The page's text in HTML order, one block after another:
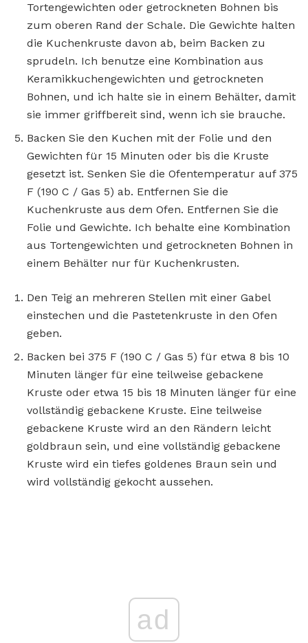
Tortengewichten oder getrockneten Bohnen bis
zum oberen Rand der Schale. Die Gewichte halten
die Kuchenkruste davon ab, beim Backen zu
sprudeln. Ich benutze eine Kombination aus
Keramikkuchengewichten und getrockneten
Bohnen, und ich halte sie in einem Behälter, damit
sie immer griffbereit sind, wenn ich sie brauche.
Backen Sie den Kuchen mit der Folie und den
Gewichten für 15 Minuten oder bis die Kruste
gesetzt ist. Senken Sie die Ofentemperatur auf 375
F (190 C / Gas 5) ab. Entfernen Sie die
Kuchenkruste aus dem Ofen. Entfernen Sie die
Folie und Gewichte. Ich behalte eine Kombination
aus Tortengewichten und getrockneten Bohnen in
einem Behälter nur für Kuchenkrusten.
Den Teig an mehreren Stellen mit einer Gabel
einstechen und die Pastetenkruste in den Ofen
geben.
Backen bei 375 F (190 C / Gas 5) für etwa 8 bis 10
Minuten länger für eine teilweise gebackene
Kruste oder etwa 15 bis 18 Minuten länger für eine
vollständig gebackene Kruste. Eine teilweise
gebackene Kruste wird an den Rändern leicht
goldbraun sein, und eine vollständig gebackene
Kruste wird ein tiefes goldenes Braun sein und
wird vollständig gekocht aussehen.
ad